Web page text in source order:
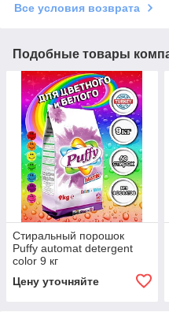
Все условия возврата
Подобные товары
Стиральный порошок
Puffy automat detergent
color 9 кг
Цену уточняйте